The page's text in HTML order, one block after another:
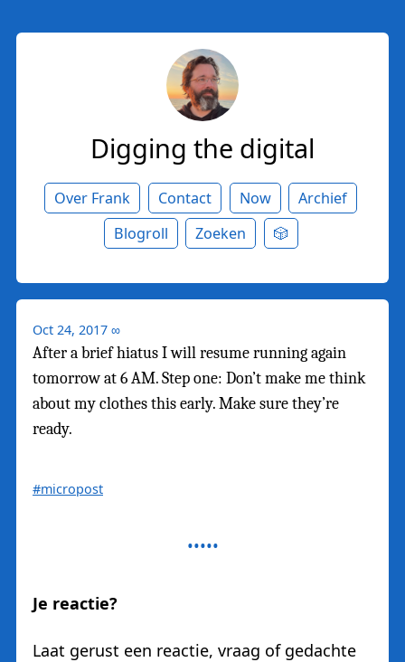
Digging the digital
Over Frank Contact Now
Archief
Blogroll
Zoeken 🎲
Oct 24, 2017 ∞
After a brief hiatus I will resume running again
tomorrow at 6 AM. Step one: Don’t make me think
about my clothes this early. Make sure they’re
ready.
#micropost
Je reactie?
Laat gerust een reactie, vraag of gedachte